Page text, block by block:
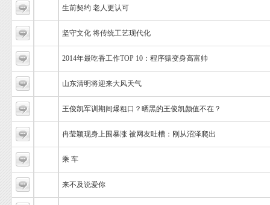
生前契约 老人更认可
坚守文化 将传统工艺现代化
2014年最吃香工作TOP 10：程序猿变身高富帅
山东清明将迎来大风天气
王俊凯军训期间爆粗口？晒黑的王俊凯颜值不在？
冉莹颖现身上围暴涨 被网友吐槽：刚从沼泽爬出
乘 车
来不及说爱你